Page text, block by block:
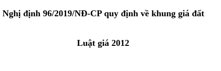
Nghị định 96/2019/NĐ-CP quy định về khung giá đất
Luật giá 2012